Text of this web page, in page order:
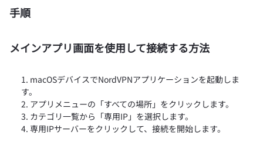
手順
メインアプリ画面を使用して接続する方法
macOSデバイスでNordVPNアプリケーションを起動しま
す。
アプリメニューの「すべての場所」をクリックします。
カテゴリ一覧から「専用IP」を選択します。
専用IPサーバーをクリックして、接続を開始します。